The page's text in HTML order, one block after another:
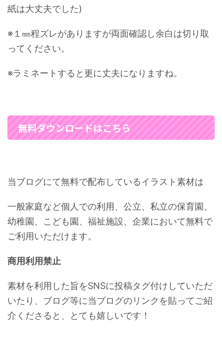
紙は大丈夫でした)
※１㎜程ズレがありますが両面確認し余白は切り取
ってください。
※ラミネートすると更に丈夫になりますね。
無料ダウンロードはこちら
当ブログにて無料で配布しているイラスト素材は
一般家庭など個人での利用、公立、私立の保育園、
幼稚園、こども園、福祉施設、企業において無料で
ご利用いただけます。
商用利用禁止
素材を利用した旨をSNSに投稿タグ付けしていただ
いたり、ブログ等に当ブログのリンクを貼ってご紹
介くださると、とても嬉しいです！